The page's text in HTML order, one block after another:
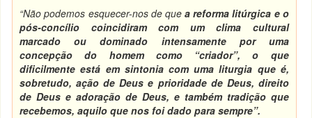
“Não podemos esquecer-nos de quea reforma litúrgica e o
pós-concílio coincidiram com um clima cultural
marcado ou dominado intensamente por uma
concepção do homem como “criador”, o que
dificilmente está em sintonia com uma liturgia que é,
sobretudo, ação de Deus e prioridade de Deus, direito
de Deus e adoração de Deus, e também tradição que
recebemos, aquilo que nos foi dado para sempre”.